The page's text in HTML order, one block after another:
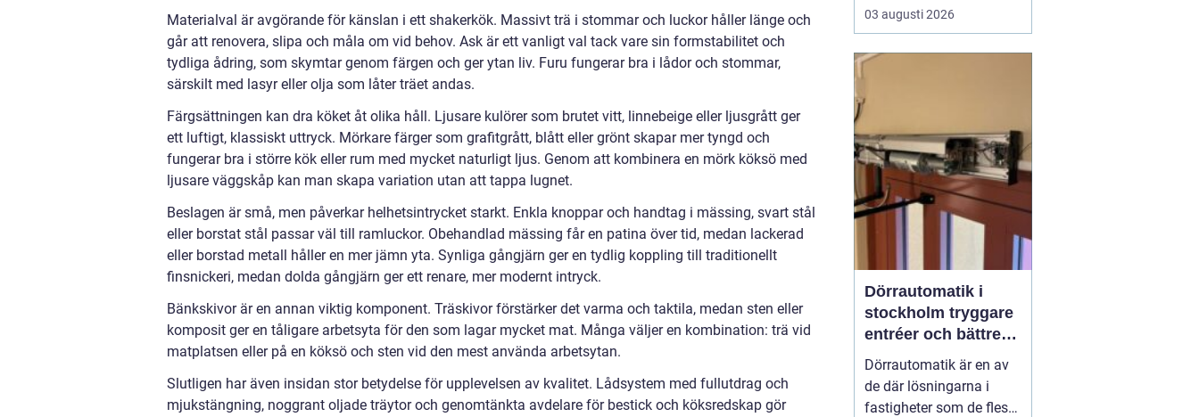
Materialval är avgörande för känslan i ett shakerkök. Massivt trä i stommar och luckor håller länge och
går att renovera, slipa och måla om vid behov. Ask är ett vanligt val tack vare sin formstabilitet och
tydliga ådring, som skymtar genom färgen och ger ytan liv. Furu fungerar bra i lådor och stommar,
särskilt med lasyr eller olja som låter träet andas.
Färgsättningen kan dra köket åt olika håll. Ljusare kulörer som brutet vitt, linnebeige eller ljusgrått ger
ett luftigt, klassiskt uttryck. Mörkare färger som grafitgrått, blått eller grönt skapar mer tyngd och
fungerar bra i större kök eller rum med mycket naturligt ljus. Genom att kombinera en mörk köksö med
ljusare väggskåp kan man skapa variation utan att tappa lugnet.
Beslagen är små, men påverkar helhetsintrycket starkt. Enkla knoppar och handtag i mässing, svart stål
eller borstat stål passar väl till ramluckor. Obehandlad mässing får en patina över tid, medan lackerad
eller borstad metall håller en mer jämn yta. Synliga gångjärn ger en tydlig koppling till traditionellt
finsnickeri, medan dolda gångjärn ger ett renare, mer modernt intryck.
Bänkskivor är en annan viktig komponent. Träskivor förstärker det varma och taktila, medan sten eller
komposit ger en tåligare arbetsyta för den som lagar mycket mat. Många väljer en kombination: trä vid
matplatsen eller på en köksö och sten vid den mest använda arbetsytan.
Slutligen har även insidan stor betydelse för upplevelsen av kvalitet. Lådsystem med fullutdrag och
mjukstängning, noggrant oljade träytor och genomtänkta avdelare för bestick och köksredskap gör
hållbara VA-nät och
trygg hantering av både
samlas där det inte ska
vara, produktion
avstannar eller ...
03 augusti 2026
Dörrautomatik i
stockholm tryggare
entréer och bättre
tillgänglighet
Dörrautomatik är en av
de där lösningarna i
fastigheter som de flesta